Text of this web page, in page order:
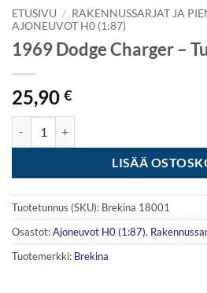
ETUSIVU / RAKENNUSSARJAT JA
AJONEUVOT H0 (1:87)
1969 Dodge Charger –
25,90 €
LISÄÄ
Tuotetunnus (SKU): Brekina 18001
Osastot:Ajoneuvot H0 (1:87),
Tuotemerkki: Brekina